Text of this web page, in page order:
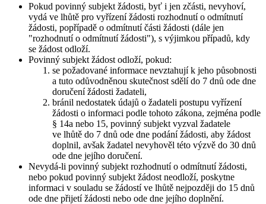
Pokud povinný subjekt žádosti, byť i jen zčásti, nevyhoví,
vydá ve lhůtě pro vyřízení žádosti rozhodnutí o odmítnutí
žádosti, popřípadě o odmítnutí části žádosti (dále jen
"rozhodnutí o odmítnutí žádosti"), s výjimkou případů, kdy
se žádost odloží.
Povinný subjekt žádost odloží, pokud:
se požadované informace nevztahují k jeho působnosti
a tuto odůvodněnou skutečnost sdělí do 7 dnů ode dne
doručení žádosti žadateli,
bránil nedostatek údajů o žadateli postupu vyřízení
žádosti o informaci podle tohoto zákona, zejména podle
§ 14a nebo 15, povinný subjekt vyzval žadatele
ve lhůtě do 7 dnů ode dne podání žádosti, aby žádost
doplnil, avšak žadatel nevyhověl této výzvě do 30 dnů
ode dne jejího doručení.
Nevydá-li povinný subjekt rozhodnutí o odmítnutí žádosti,
nebo pokud povinný subjekt žádost neodloží, poskytne
informaci v souladu se žádostí ve lhůtě nejpozději do 15 dnů
ode dne přijetí žádosti nebo ode dne jejího doplnění.